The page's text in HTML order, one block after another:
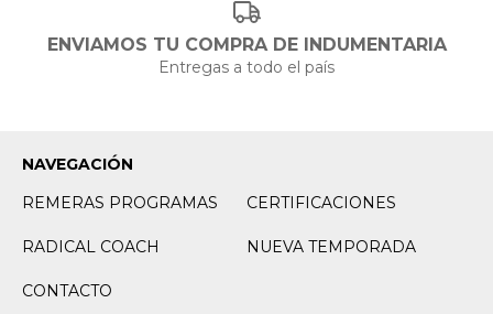
ENVIAMOS TU COMPRA DE INDUMENTARIA
Entregas a todo el país
NAVEGACIÓN
REMERAS PROGRAMAS
CERTIFICACIONES
RADICAL COACH NUEVA TEMPORADA
CONTACTO